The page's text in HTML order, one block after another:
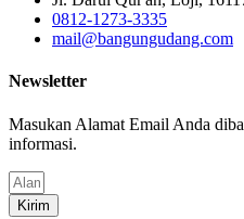
0812-1273-3335
mail@bangungudang.com
Newsletter
Masukan Alamat Email Anda
informasi.
Kirim